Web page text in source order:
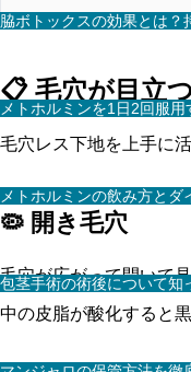
脇ボトックスの効果とは？
メトホルミンを1日2回服
メトホルミンの飲み方と
包茎手術の術後について知
📋 毛穴が目立
毛穴レス下地を上手に
🦠 開き毛穴
毛穴が広がって開いて
中の皮脂が酸化すると